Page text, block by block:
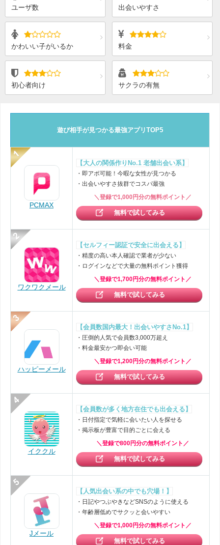
ユーザ数 出会いやすさ
かわいい子がいるか 料金
初心者向け サクラの有無
遊び相手が見つかる最強アプリTOP5
PCMAX
【大人の関係作りNo.1 老舗出会い系】
・即アポ可能！今暇な女性が見つかる
・出会いやすさ抜群でコスパ最強
＼登録で1,000円分の無料ポイント／
無料で試してみる
ワクワクメール
【セルフィー認証で安全に出会える】
・精度の高い本人確認で業者が少ない
・ログインなどで大量の無料ポイント獲得
＼登録で1,700円分の無料ポイント／
無料で試してみる
ハッピーメール
【会員数国内最大！出会いやすさNo.1】
・圧倒的人気で会員数3,000万超え
・料金最安かつ即会い可能
＼登録で1,200円分の無料ポイント／
無料で試してみる
イククル
【会員数が多く地方在住でも出会える】
・日付指定で気軽に会いたい人を探せる
・掲示板が豊富で目的ごとに会える
＼登録で800円分の無料ポイント／
無料で試してみる
Jメール
【人気出会い系の中でも穴場！】
・日記やつぶやきなどSNSのように使える
・年齢層低めでサクッと会いやすい
＼登録で1,000円分の無料ポイント／
無料で試してみる